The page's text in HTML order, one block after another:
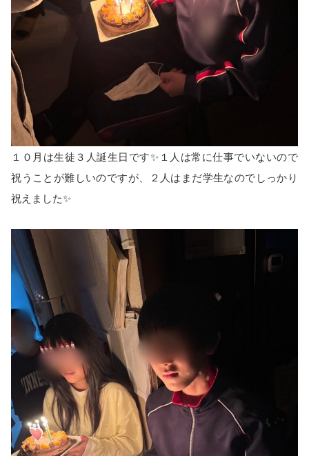
１０月は生徒３人誕生日です✨１人は常に仕事でいないので
祝うことが難しいのですが、２人はまだ学生なのでしっかり
祝えました✨